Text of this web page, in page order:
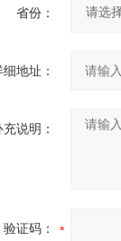
省份：
细地址：
充说明：
验证码：